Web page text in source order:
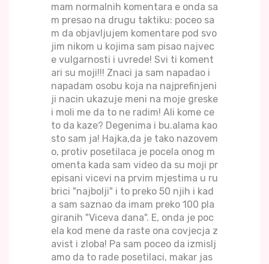
mam normalnih komentara e onda sa
m presao na drugu taktiku: poceo sa
m da objavljujem komentare pod svo
jim nikom u kojima sam pisao najvec
e vulgarnosti i uvrede! Svi ti koment
ari su moji!!! Znaci ja sam napadao i
napadam osobu koja na najprefinjeni
ji nacin ukazuje meni na moje greske
i moli me da to ne radim! Ali kome ce
to da kaze? Degenima i bu.alama kao
sto sam ja! Hajka,da je tako nazovem
o, protiv posetilaca je pocela onog m
omenta kada sam video da su moji pr
episani vicevi na prvim mjestima u ru
brici "najbolji" i to preko 50 njih i kad
a sam saznao da imam preko 100 pla
giranih "Viceva dana". E, onda je poc
ela kod mene da raste ona covjecja z
avist i zloba! Pa sam poceo da izmislj
amo da to rade posetilaci, makar jas